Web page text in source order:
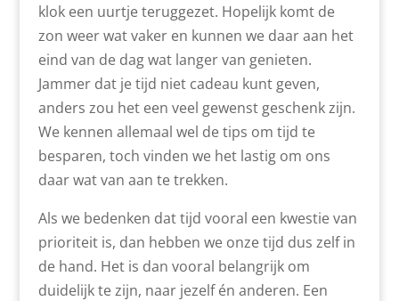
klok een uurtje teruggezet. Hopelijk komt de
zon weer wat vaker en kunnen we daar aan het
eind van de dag wat langer van genieten.
Jammer dat je tijd niet cadeau kunt geven,
anders zou het een veel gewenst geschenk zijn.
We kennen allemaal wel de tips om tijd te
besparen, toch vinden we het lastig om ons
daar wat van aan te trekken.
Als we bedenken dat tijd vooral een kwestie van
prioriteit is, dan hebben we onze tijd dus zelf in
de hand. Het is dan vooral belangrijk om
duidelijk te zijn, naar jezelf én anderen. Een